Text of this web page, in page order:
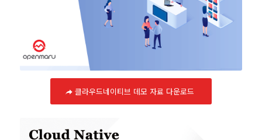
클라우드네이티브 데모 자료 다운로드